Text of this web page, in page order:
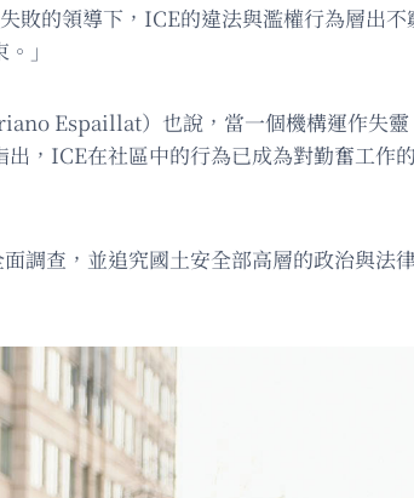
的領導下，ICE的違法與濫權行為層出
」
Espaillat）也說，當一個機構運作失
，ICE在社區中的行為已成為對勤奮工作
調查，並追究國土安全部高層的政治與法